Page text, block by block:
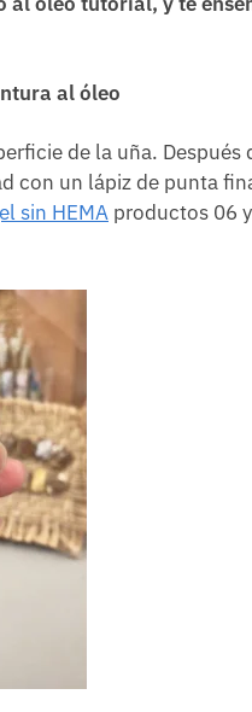
al óleo
de la uña. Después
con un lápiz de punta
sin HEMA productos 06